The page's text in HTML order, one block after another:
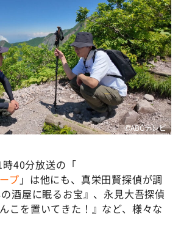
©️ABCテレビ
40分放送の「
プ 」は他にも、真栄田賢探偵が調
酒屋に眠るお宝』、永見大吾探偵
こを置いてきた！』など、様々な